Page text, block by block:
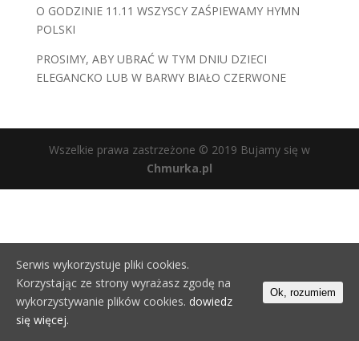
O GODZINIE 11.11 WSZYSCY ZAŚPIEWAMY HYMN
POLSKI
PROSIMY, ABY UBRAĆ W TYM DNIU DZIECI
ELEGANCKO LUB W BARWY BIAŁO CZERWONE
Wszelkie prawa zastrzeżone © 2019 Bujamy się w
Chmurka.pl
Serwis wykorzystuje pliki cookies.
Korzystając ze strony wyrażasz zgodę na
wykorzystywanie plików cookies. dowiedz
się więcej.
Ok, rozumiem